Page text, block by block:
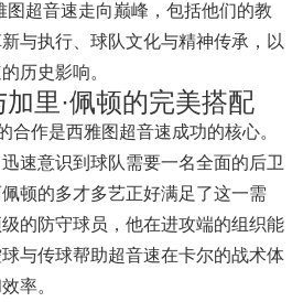
图超音速走向巅峰，包括他们的教
与执行、球队文化与精神传承，以
历史影响。
加里·佩顿的完美搭配
合作是西雅图超音速成功的核心。
速意识到球队需要一名全面的后卫
顿的多才多艺正好满足了这一需
的防守球员，他在进攻端的组织能
与传球帮助超音速在卡尔的战术体
率。